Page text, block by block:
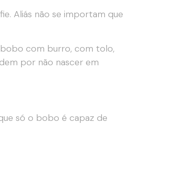
Aliás não se importam que
bobo com burro, com tolo,
por não nascer em
só o bobo é capaz de